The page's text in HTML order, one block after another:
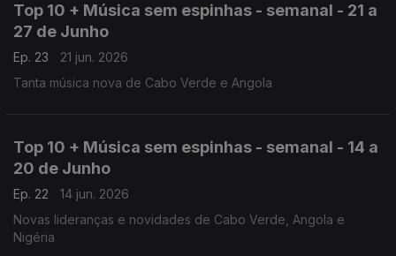
Top 10 + Música sem espinhas - semanal - 21 a
27 de Junho
Ep. 23
21 jun. 2026
Tanta música nova de Cabo Verde e Angola
Top 10 + Música sem espinhas - semanal - 14 a
20 de Junho
Ep. 22
14 jun. 2026
Novas lideranças e novidades de Cabo Verde, Angola e
Nigéria